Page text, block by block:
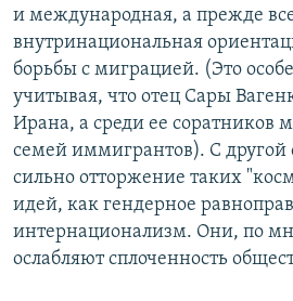
и международная, а прежде
внутринациональная
борьбы с миграцией. (Это
учитывая, что отец Сары
Ирана, а среди ее соратников
семей иммигрантов). С другой
сильно отторжение таких
идей, как гендерное
интернационализм. Они, по
ослабляют сплоченность